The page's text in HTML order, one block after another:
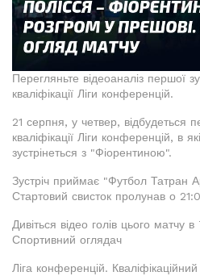
Перегляньте відеоаналіз першої
кваліфікації Ліги конференцій.
21 серпня, у четвер,
кваліфікації Ліги конференцій, в
зустрінеться з "Фіорентиною".
Зустріч приймає "Футбол Татран
Стартовий свисток пролунав о
Дивіться відео голів цього матчу
Спортивний оглядач
Ліга конференцій.